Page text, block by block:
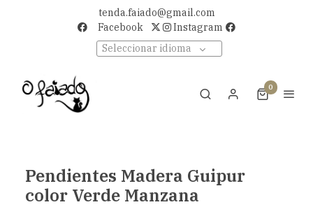
tenda.faiado@gmail.com
Facebook
Instagram
Seleccionar idioma
0
Pendientes Madera Guipur
color Verde Manzana